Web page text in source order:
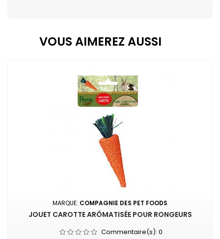
VOUS AIMEREZ AUSSI
MARQUE: COMPAGNIE DES PET FOODS
JOUET CAROTTE ARÔMATISÉE POUR RONGEURS
Commentaire(s): 0